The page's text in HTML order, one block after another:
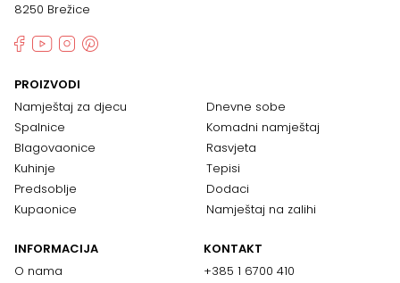
8250 Brežice
PROIZVODI
Namještaj za djecu
Spalnice
Blagovaonice
Kuhinje
Predsoblje
Kupaonice
Dnevne sobe
Komadni namještaj
Rasvjeta
Tepisi
Dodaci
Namještaj na zalihi
INFORMACIJA
O nama
KONTAKT
+385 1 6700 410